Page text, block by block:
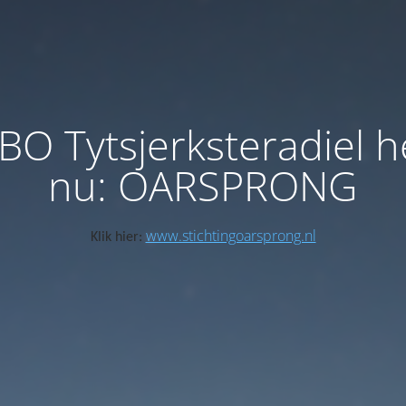
Tytsjerksteradiel
nu: OARSPRONG
Klik hier: www.stichtingoarsprong.nl